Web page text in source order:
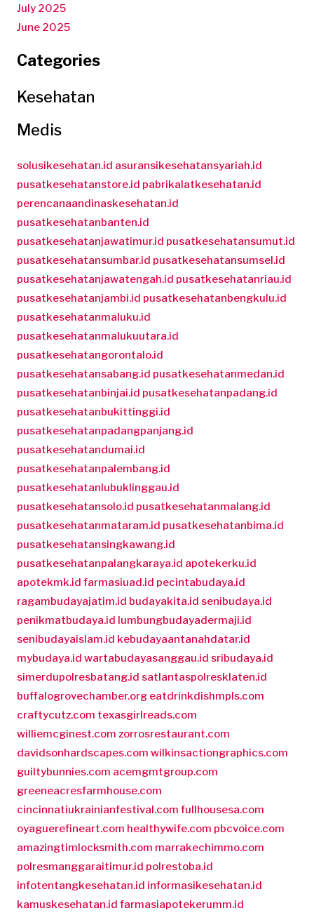
July 2025
June 2025
Categories
Kesehatan
Medis
solusikesehatan.id asuransikesehatansyariah.id
pusatkesehatanstore.id pabrikalatkesehatan.id
perencanaandinaskesehatan.id
pusatkesehatanbanten.id
pusatkesehatanjawatimur.id pusatkesehatansumut.id
pusatkesehatansumbar.id pusatkesehatansumsel.id
pusatkesehatanjawatengah.id pusatkesehatanriau.id
pusatkesehatanjambi.id pusatkesehatanbengkulu.id
pusatkesehatanmaluku.id
pusatkesehatanmalukuutara.id
pusatkesehatangorontalo.id
pusatkesehatansabang.id pusatkesehatanmedan.id
pusatkesehatanbinjai.id pusatkesehatanpadang.id
pusatkesehatanbukittinggi.id
pusatkesehatanpadangpanjang.id
pusatkesehatandumai.id
pusatkesehatanpalembang.id
pusatkesehatanlubuklinggau.id
pusatkesehatansolo.id pusatkesehatanmalang.id
pusatkesehatanmataram.id pusatkesehatanbima.id
pusatkesehatansingkawang.id
pusatkesehatanpalangkaraya.id apotekerku.id
apotekmk.id farmasiuad.id pecintabudaya.id
ragambudayajatim.id budayakita.id senibudaya.id
penikmatbudaya.id
lumbungbudayadermaji.id
senibudayaislam.id kebudayaantanahdatar.id
mybudaya.id wartabudayasanggau.id sribudaya.id
simerdupolresbatang.id satlantaspolresklaten.id
buffalogrovechamber.org eatdrinkdishmpls.com
craftycutz.com texasgirlreads.com
williemcginest.com zorrosrestaurant.com
davidsonhardscapes.com wilkinsactiongraphics.com
guiltybunnies.com acemgmtgroup.com
greeneacresfarmhouse.com
cincinnatiukrainianfestival.com fullhousesa.com
oyaguerefineart.com healthywife.com pbcvoice.com
amazingtimlocksmith.com marrakechimmo.com
polresmanggaraitimur.id polrestoba.id
infotentangkesehatan.id informasikesehatan.id
kamuskesehatan.id farmasiapotekerumm.id